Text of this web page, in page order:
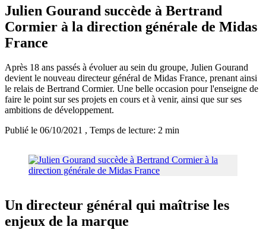
Julien Gourand succède à Bertrand
Cormier à la direction générale de Midas
France
Après 18 ans passés à évoluer au sein du groupe, Julien Gourand
devient le nouveau directeur général de Midas France, prenant ainsi
le relais de Bertrand Cormier. Une belle occasion pour l'enseigne de
faire le point sur ses projets en cours et à venir, ainsi que sur ses
ambitions de développement.
Publié le 06/10/2021 , Temps de lecture: 2 min
Un directeur général qui maîtrise les
enjeux de la marque